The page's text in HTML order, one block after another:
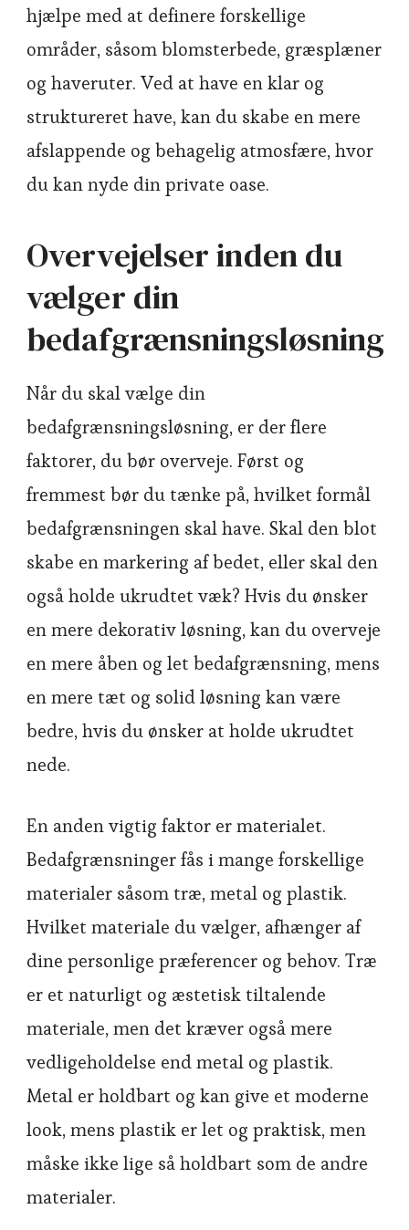
hjælpe med at definere forskellige
områder, såsom blomsterbede, græsplæner
og haveruter. Ved at have en klar og
struktureret have, kan du skabe en mere
afslappende og behagelig atmosfære, hvor
du kan nyde din private oase.
Overvejelser inden du
vælger din
bedafgrænsningsløsning
Når du skal vælge din
bedafgrænsningsløsning, er der flere
faktorer, du bør overveje. Først og
fremmest bør du tænke på, hvilket formål
bedafgrænsningen skal have. Skal den blot
skabe en markering af bedet, eller skal den
også holde ukrudtet væk? Hvis du ønsker
en mere dekorativ løsning, kan du overveje
en mere åben og let bedafgrænsning, mens
en mere tæt og solid løsning kan være
bedre, hvis du ønsker at holde ukrudtet
nede.
En anden vigtig faktor er materialet.
Bedafgrænsninger fås i mange forskellige
materialer såsom træ, metal og plastik.
Hvilket materiale du vælger, afhænger af
dine personlige præferencer og behov. Træ
er et naturligt og æstetisk tiltalende
materiale, men det kræver også mere
vedligeholdelse end metal og plastik.
Metal er holdbart og kan give et moderne
look, mens plastik er let og praktisk, men
måske ikke lige så holdbart som de andre
materialer.